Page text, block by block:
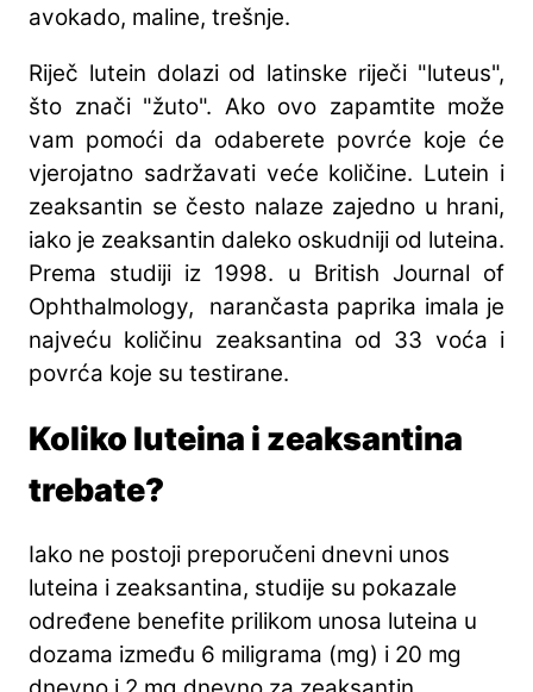
avokado, maline, trešnje.
Riječ lutein dolazi od latinske riječi "luteus",
što znači "žuto". Ako ovo zapamtite može
vam pomoći da odaberete povrće koje će
vjerojatno sadržavati veće količine. Lutein i
zeaksantin se često nalaze zajedno u hrani,
iako je zeaksantin daleko oskudniji od luteina.
Prema studiji iz 1998. u British Journal of
Ophthalmology, narančasta paprika imala je
najveću količinu zeaksantina od 33 voća i
povrća koje su testirane.
Koliko luteina i zeaksantina
trebate?
Iako ne postoji preporučeni dnevni unos
luteina i zeaksantina, studije su pokazale
određene benefite prilikom unosa luteina u
dozama između 6 miligrama (mg) i 20 mg